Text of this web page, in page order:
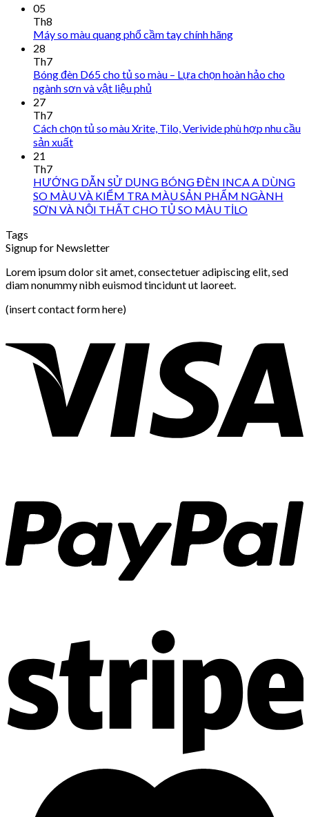
05
Th8
Máy so màu quang phổ cầm tay chính hãng
28
Th7
Bóng đèn D65 cho tủ so màu – Lựa chọn hoàn hảo cho
ngành sơn và vật liệu phủ
27
Th7
Cách chọn tủ so màu Xrite, Tilo, Verivide phù hợp nhu cầu
sản xuất
21
Th7
HƯỚNG DẪN SỬ DỤNG BÓNG ĐÈN INCA A DÙNG
SO MÀU VÀ KIỂM TRA MÀU SẢN PHẨM NGÀNH
SƠN VÀ NỘI THẤT CHO TỦ SO MÀU TİLO
Tags
Signup for Newsletter
Lorem ipsum dolor sit amet, consectetuer adipiscing elit, sed
diam nonummy nibh euismod tincidunt ut laoreet.
(insert contact form here)